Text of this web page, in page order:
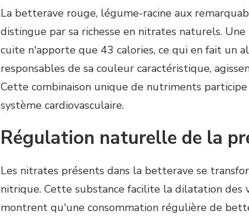
La betterave rouge, légume-racine aux
distingue par sa richesse en nitrates naturels.
cuite n'apporte que 43 calories, ce qui en fait un
responsables de sa couleur caractéristique,
Cette combinaison unique de nutriments
système cardiovasculaire.
Régulation naturelle de la
Les nitrates présents dans la betterave se
nitrique. Cette substance facilite la dilatation des
montrent qu'une consommation régulière de